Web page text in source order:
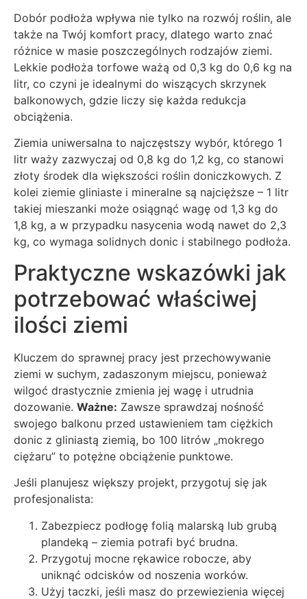
Dobór podłoża wpływa nie tylko na rozwój roślin, ale
także na Twój komfort pracy, dlatego warto znać
różnice w masie poszczególnych rodzajów ziemi.
Lekkie podłoża torfowe ważą od 0,3 kg do 0,6 kg na
litr, co czyni je idealnymi do wiszących skrzynek
balkonowych, gdzie liczy się każda redukcja
obciążenia.
Ziemia uniwersalna to najczęstszy wybór, którego 1
litr waży zazwyczaj od 0,8 kg do 1,2 kg, co stanowi
złoty środek dla większości roślin doniczkowych. Z
kolei ziemie gliniaste i mineralne są najcięższe – 1 litr
takiej mieszanki może osiągnąć wagę od 1,3 kg do
1,8 kg, a w przypadku nasycenia wodą nawet do 2,3
kg, co wymaga solidnych donic i stabilnego podłoża.
Praktyczne wskazówki jak
potrzebować właściwej
ilości ziemi
Kluczem do sprawnej pracy jest przechowywanie
ziemi w suchym, zadaszonym miejscu, ponieważ
wilgoć drastycznie zmienia jej wagę i utrudnia
dozowanie. Ważne: Zawsze sprawdzaj nośność
swojego balkonu przed ustawieniem tam ciężkich
donic z gliniastą ziemią, bo 100 litrów „mokrego
ciężaru” to potężne obciążenie punktowe.
Jeśli planujesz większy projekt, przygotuj się jak
profesjonalista:
Zabezpiecz podłogę folią malarską lub grubą
plandeką – ziemia potrafi być brudna.
Przygotuj mocne rękawice robocze, aby
uniknąć odcisków od noszenia worków.
Użyj taczki, jeśli masz do przewiezienia więcej